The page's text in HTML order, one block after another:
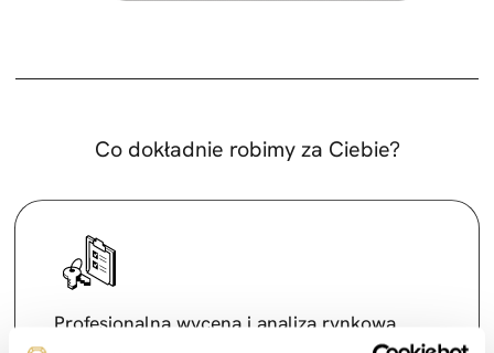
Co dokładnie robimy za Ciebie?
Profesjonalna wycena i analiza rynkowa